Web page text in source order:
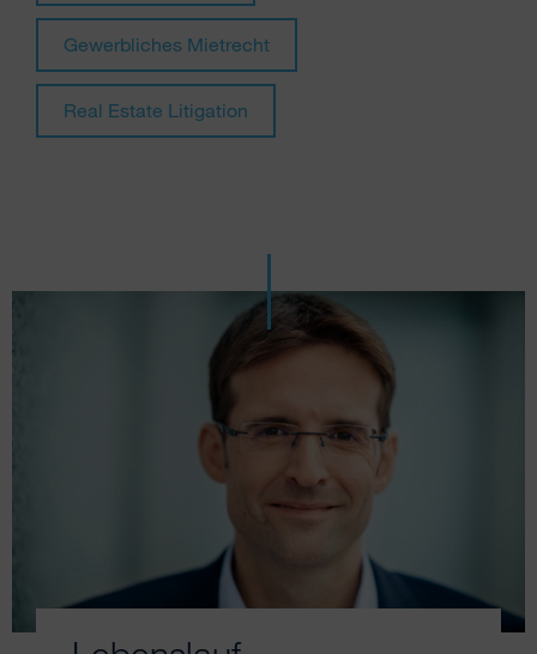
Gewerbliches Mietrecht
Real Estate Litigation